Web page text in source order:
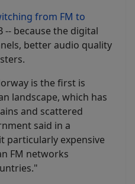
from FM to
-- because the digital
better audio quality
is the first is
landscape, which has
and scattered
said in a
particularly expensive
FM networks